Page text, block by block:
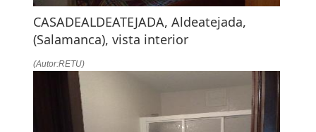
CASADEALDEATEJADA, Aldeatejada,
(Salamanca), vista interior
(Autor:RETU)